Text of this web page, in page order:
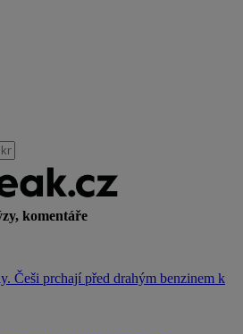
komentáře
Češi prchají před drahým benzinem k